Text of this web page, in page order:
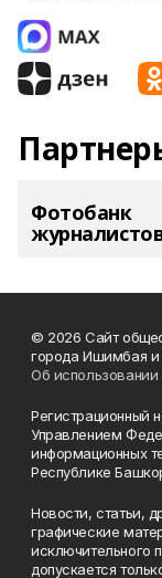
Фотобанк
© 2026 Сайт
города Ишимбая
Об использовании
Регистрационный
Управлением
информационных
Республике
Новости, статьи,
графические
исключительного
допускается